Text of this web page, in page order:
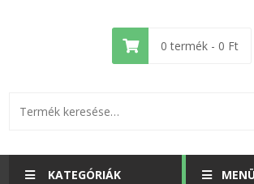
0 termék - 0 Ft
KATEGÓRIÁK